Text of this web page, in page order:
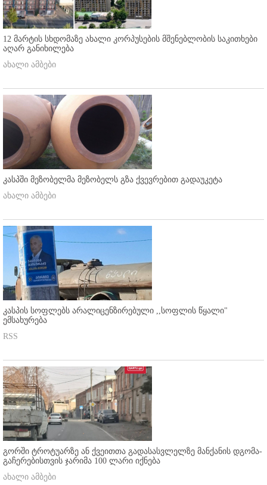
12 მარტის სხდომაზე ახალი კორპუსების მშენებლობის საკითხები
აღარ განიხილება
ახალი ამბები
კასპში მეზობელმა მეზობელს გზა ქვევრებით გადაუკეტა
ახალი ამბები
კასპის სოფლებს არალიცენზირებული ,,სოფლის წყალი"
ემსახურება
RSS
გორში ტროტუარზე ან ქვეითთა გადასასვლელზე მანქანის დგომა-
გაჩერებისთვის ჯარიმა 100 ლარი იქნება
ახალი ამბები